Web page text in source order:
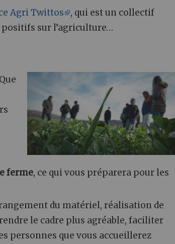
Agri Twittos
, qui est un collectif
sur l’agriculture…
ferme, ce qui vous préparera pour les
du matériel, réalisation de
le cadre plus agréable, faciliter
personnes que vous accueillerez